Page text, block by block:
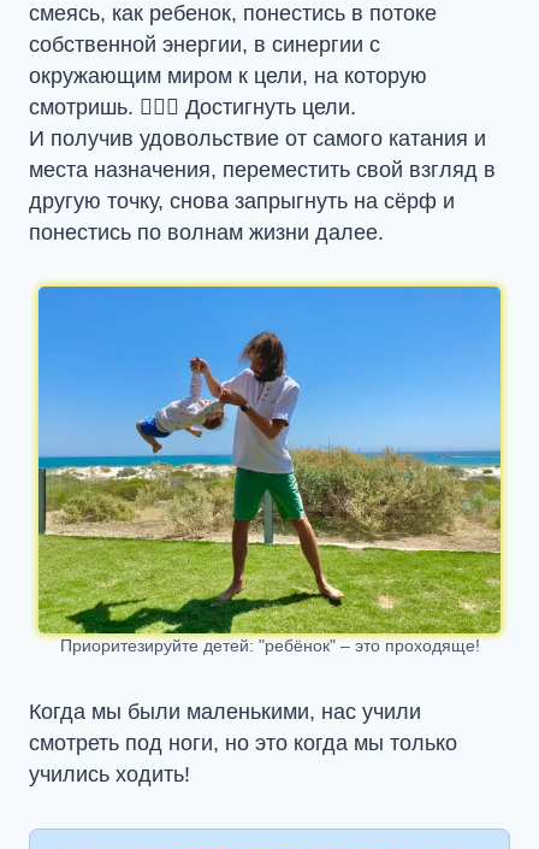
смеясь, как ребенок, понестись в потоке
собственной энергии, в синергии с
окружающим миром к цели, на которую
смотришь. 🏄🏻‍♀️ Достигнуть цели.
И получив удовольствие от самого катания и
места назначения, переместить свой взгляд в
другую точку, снова запрыгнуть на сёрф и
понестись по волнам жизни далее.
Приоритезируйте детей: "ребёнок" – это проходяще!
Когда мы были маленькими, нас учили
смотреть под ноги, но это когда мы только
учились ходить!